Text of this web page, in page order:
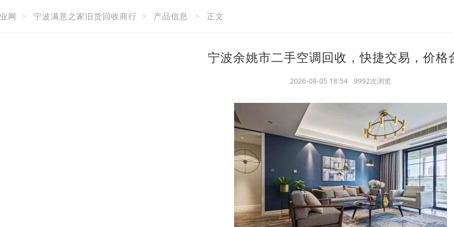
网 > 宁波满意之家旧货回收商行 > 产品信息 > 正文
宁波余姚市二手空调回收，快捷交易，价格
2026-08-05 18:54 9992次浏览